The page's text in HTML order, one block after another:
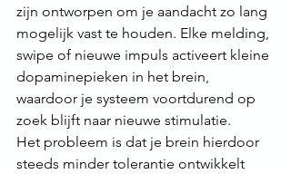
zijn ontworpen om je aandacht zo lang
mogelijk vast te houden. Elke melding,
swipe of nieuwe impuls activeert kleine
dopaminepieken in het brein,
waardoor je systeem voortdurend op
zoek blijft naar nieuwe stimulatie.
Het probleem is dat je brein hierdoor
steeds minder tolerantie ontwikkelt